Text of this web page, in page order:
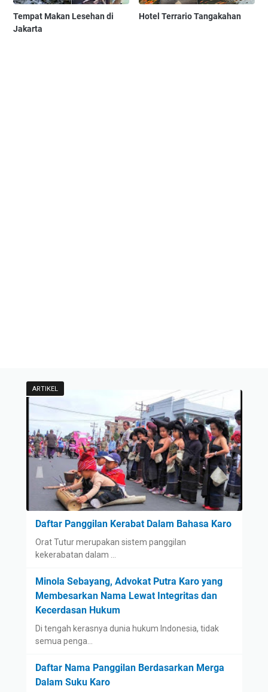
Tempat Makan Lesehan di
Jakarta
Hotel Terrario Tangakahan
ARTIKEL
Daftar Panggilan Kerabat Dalam Bahasa Karo
Orat Tutur merupakan sistem panggilan
kekerabatan dalam …
Minola Sebayang, Advokat Putra Karo yang
Membesarkan Nama Lewat Integritas dan
Kecerdasan Hukum
Di tengah kerasnya dunia hukum Indonesia, tidak
semua penga…
Daftar Nama Panggilan Berdasarkan Merga
Dalam Suku Karo